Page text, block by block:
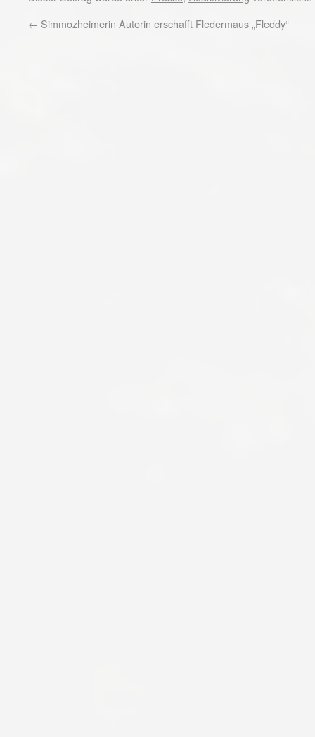
← Simmozheimerin Autorin erschafft Fledermaus „Fleddy“